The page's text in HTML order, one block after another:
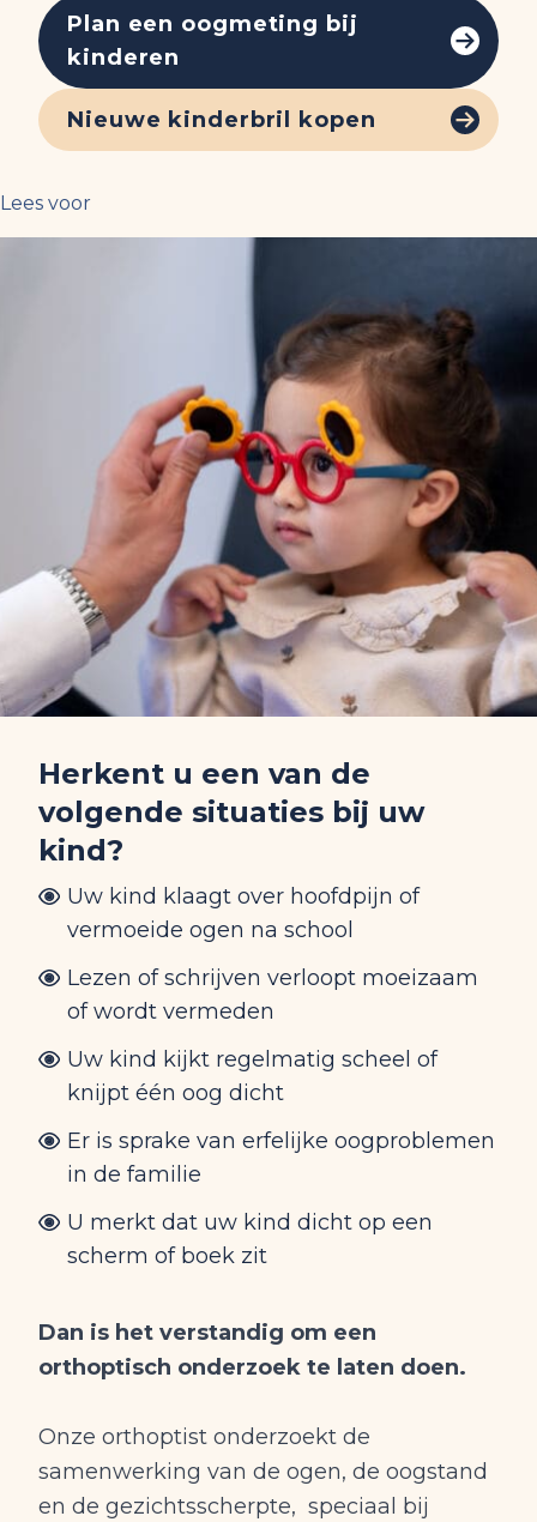
Plan een oogmeting bij
kinderen
Nieuwe kinderbril kopen
Lees voor
Herkent u een van de
volgende situaties bij uw
kind?
Uw kind klaagt over hoofdpijn of
vermoeide ogen na school
Lezen of schrijven verloopt moeizaam
of wordt vermeden
Uw kind kijkt regelmatig scheel of
knijpt één oog dicht
Er is sprake van erfelijke oogproblemen
in de familie
U merkt dat uw kind dicht op een
scherm of boek zit
Dan is het verstandig om een
orthoptisch onderzoek te laten doen.
Onze orthoptist onderzoekt de
samenwerking van de ogen, de oogstand
en de gezichtsscherpte, speciaal bij